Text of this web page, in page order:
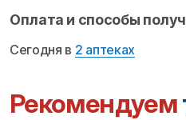
Оплата и способы
Сегодня в 2 аптеках
Рекомендуем